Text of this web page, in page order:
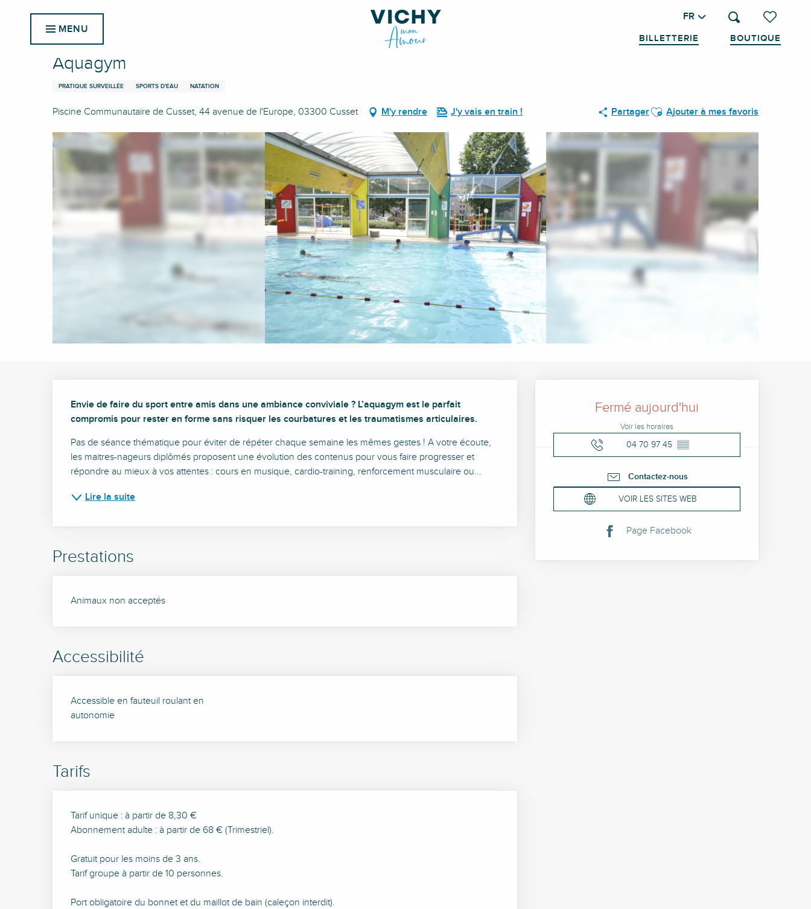
Voir les
Recherche
FR
BILLETTERIE BOUTIQUE
MENU
Accueil Aquagym
Aquagym
PRATIQUE SURVEILLÉE SPORTS D'EAU NATATION
Piscine Communautaire de Cusset, 44 avenue de l'Europe, 03300 Cusset M'y rendre J'y vais en train ! PartagerAjouter aux favoris
Ajouter à mes favoris
Ouverture et
Fermé aujourd'hui
Voir les horaires
04 70 97 45 ▒▒
Contactez-nous
VOIR LES SITES WEB
Page Facebook
Description
Envie de faire du sport entre amis dans une ambiance conviviale ? L’aquagym est le parfait
compromis pour rester en forme sans risquer les courbatures et les traumatismes articulaires.
Pas de séance thématique pour éviter de répéter chaque semaine les mêmes gestes ! A votre écoute,
les maitres-nageurs diplômés proposent une évolution des contenus pour vous faire progresser et
répondre au mieux à vos attentes : cours en musique, cardio-training, renforcement musculaire ou...
Lire la suite
Prestations
Animaux non acceptés
Accessibilité
Accessible en fauteuil roulant en
autonomie
Tarifs
Tarif unique : à partir de 8,30 €
Abonnement adulte : à partir de 68 € (Trimestriel).
Gratuit pour les moins de 3 ans.
Tarif groupe à partir de 10 personnes.
Port obligatoire du bonnet et du maillot de bain (caleçon interdit).